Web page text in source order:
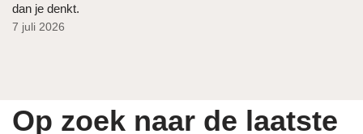
dan je denkt.
7 juli 2026
Op zoek naar de laatste